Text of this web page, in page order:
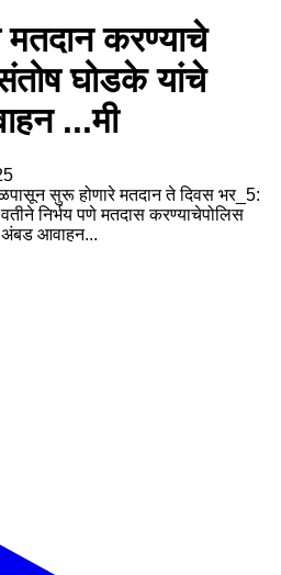
मतदान करण्याचे
घोडके यांचे
...मी
सुरू होणारे मतदान ते दिवस भर_5:
निर्भय पणे मतदास करण्याचेपोलिस
अंबड आवाहन...